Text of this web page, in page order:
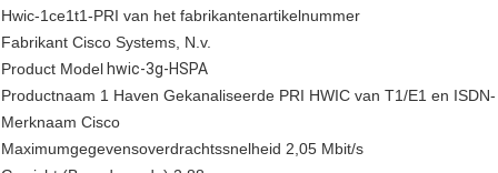
Hwic-1ce1t1-PRI van het fabrikantenartikelnummer
Fabrikant Cisco Systems, N.v.
Product Model hwic-3g-HSPA
Productnaam 1 Haven Gekanaliseerde PRI HWIC van T1/E1 en ISDN-
Merknaam Cisco
Maximumgegevensoverdrachtssnelheid 2,05 Mbit/s